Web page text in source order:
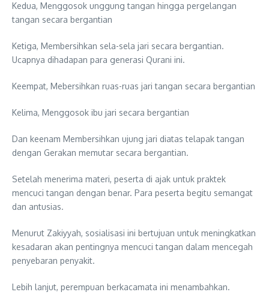
Kedua, Menggosok unggung tangan hingga pergelangan
tangan secara bergantian
Ketiga, Membersihkan sela-sela jari secara bergantian.
Ucapnya dihadapan para generasi Qurani ini.
Keempat, Mebersihkan ruas-ruas jari tangan secara bergantian
Kelima, Menggosok ibu jari secara bergantian
Dan keenam Membersihkan ujung jari diatas telapak tangan
dengan Gerakan memutar secara bergantian.
Setelah menerima materi, peserta di ajak untuk praktek
mencuci tangan dengan benar. Para peserta begitu semangat
dan antusias.
Menurut Zakiyyah, sosialisasi ini bertujuan untuk meningkatkan
kesadaran akan pentingnya mencuci tangan dalam mencegah
penyebaran penyakit.
Lebih lanjut, perempuan berkacamata ini menambahkan.